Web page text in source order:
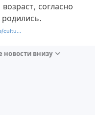
согласно
cultu...
новости внизу